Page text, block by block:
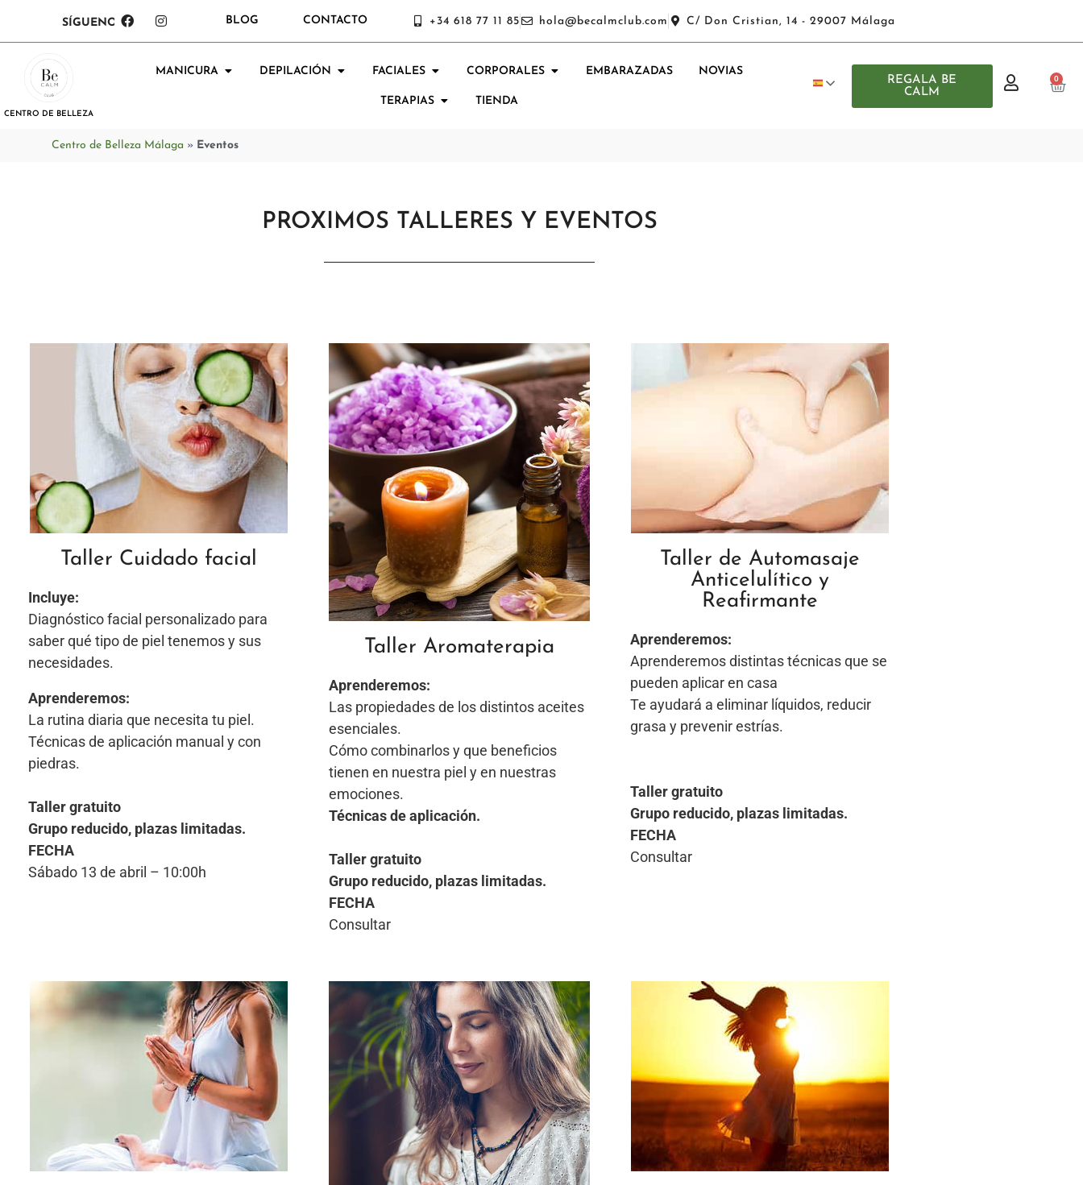
SÍGUENOS: BLOG CONTACTO +34 618 77 11 85 hola@becalmclub.com C/ Don Cristian, 14 - 29007 Málaga
CENTRO DE BELLEZA
MANICURA DEPILACIÓN FACIALES CORPORALES EMBARAZADAS NOVIAS
TERAPIAS TIENDA
REGALA BE
CALM
0
Centro de Belleza Málaga » Eventos
PROXIMOS TALLERES Y EVENTOS
Taller Cuidado facial
Incluye:
Diagnóstico facial personalizado para
saber qué tipo de piel tenemos y sus
necesidades.
Aprenderemos:
La rutina diaria que necesita tu piel.
Técnicas de aplicación manual y con
piedras.
Taller gratuito
Grupo reducido, plazas limitadas.
FECHA
Sábado 13 de abril – 10:00h
Taller Aromaterapia
Aprenderemos:
Las propiedades de los distintos aceites
esenciales.
Cómo combinarlos y que beneficios
tienen en nuestra piel y en nuestras
emociones.
Técnicas de aplicación.
Taller gratuito
Grupo reducido, plazas limitadas.
FECHA
Consultar
Taller de Automasaje
Anticelulítico y
Reafirmante
Aprenderemos:
Aprenderemos distintas técnicas que se
pueden aplicar en casa
Te ayudará a eliminar líquidos, reducir
grasa y prevenir estrías.
Taller gratuito
Grupo reducido, plazas limitadas.
FECHA
Consultar